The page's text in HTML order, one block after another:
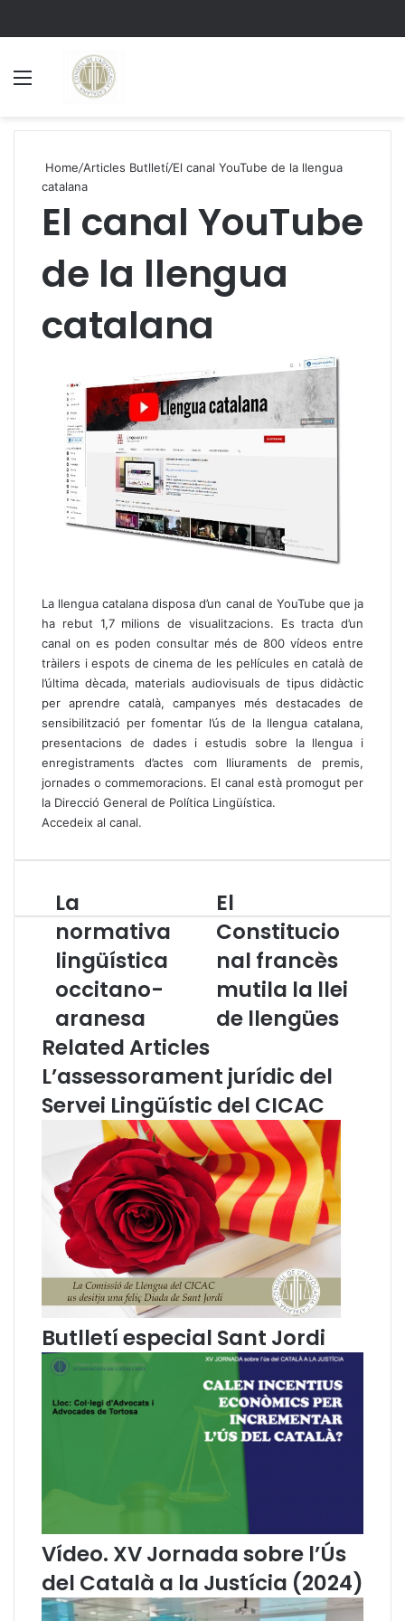
Home/Articles Butlletí/El canal YouTube de la llengua
catalana
El canal YouTube
de la llengua
catalana
La llengua catalana disposa d’un canal de YouTube que ja
ha rebut 1,7 milions de visualitzacions. Es tracta d’un
canal on es poden consultar més de 800 vídeos entre
tràilers i espots de cinema de les pel·lícules en català de
l’última dècada, materials audiovisuals de tipus didàctic
per aprendre català, campanyes més destacades de
sensibilització per fomentar l’ús de la llengua catalana,
presentacions de dades i estudis sobre la llengua i
enregistraments d’actes com lliuraments de premis,
jornades o commemoracions. El canal està promogut per
la Direcció General de Política Lingüística.
Accedeix al canal.
L
a
n
o
m
a
t
i
v
a
l
ü
í
s
c
c
c
i
a
a
n
e
s
a
La
normativa
lingüística
occitano-
aranesa
E
l
C
o
s
t
u
c
i
o
n
a
l
f
r
a
c
è
s
m
u
i
a
l
d
e
l
El
Constitucio
nal francès
mutila la llei
de llengües
Related Articles
L’assessorament jurídic del
Servei Lingüístic del CICAC
Butlletí especial Sant Jordi
Vídeo. XV Jornada sobre l’Ús
del Català a la Justícia (2024)